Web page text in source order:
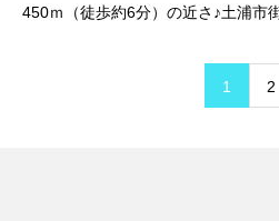
450ｍ（徒歩約6分）の近さ♪土浦市
1 2